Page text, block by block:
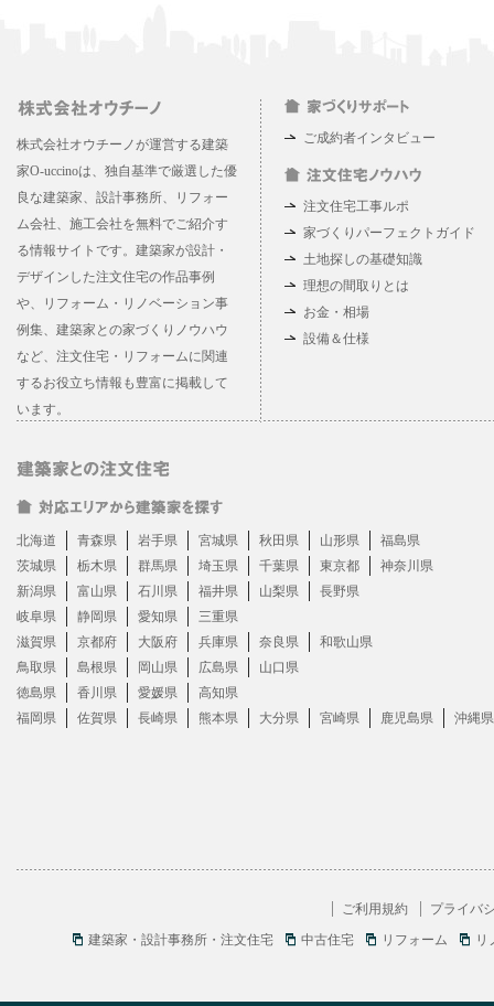
株式会社オウチーノが運営する建築
家O-uccinoは、独自基準で厳選した優
良な建築家、設計事務所、リフォー
ム会社、施工会社を無料でご紹介す
る情報サイトです。建築家が設計・
デザインした注文住宅の作品事例
や、リフォーム・リノベーション事
例集、建築家との家づくりノウハウ
など、注文住宅・リフォームに関連
するお役立ち情報も豊富に掲載して
います。
ご成約者インタビュー
注文住宅工事ルポ
家づくりパーフェクトガイド
土地探しの基礎知識
理想の間取りとは
お金・相場
設備＆仕様
北海道 青森県 岩手県 宮城県 秋田県 山形県
福島県
茨城県
栃木県 群馬県 埼玉県 千葉県 東京都
神奈川県
新潟県
富山県 石川県 福井県 山梨県
長野県
岐阜県
静岡県 愛知県
三重県
滋賀県
京都府 大阪府 兵庫県 奈良県
和歌山県
鳥取県
島根県 岡山県 広島県
山口県
徳島県
香川県 愛媛県
高知県
福岡県
佐賀県 長崎県 熊本県 大分県 宮崎県 鹿児島県 沖縄県
ご利用規約
プライバ
建築家・設計事務所・注文住宅
中古住宅 リフォーム リ